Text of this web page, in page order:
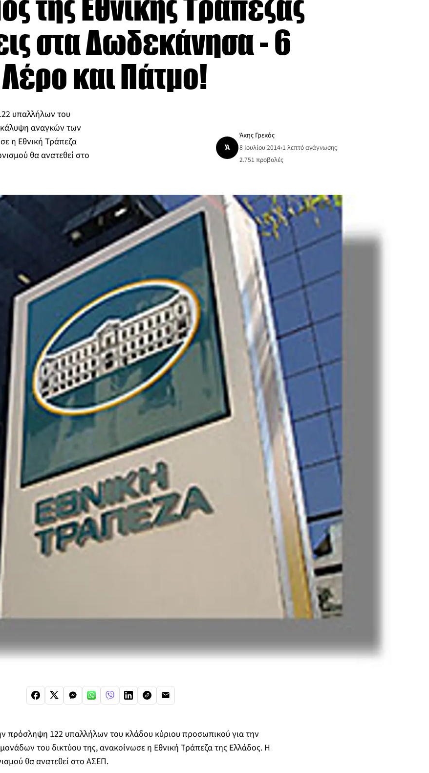
στα Δωδεκάνησα - 6
και Πάτμο!
υπαλλήλων του
αναγκών των
η Εθνική Τράπεζα
θα ανατεθεί στο
Ά
Άκης Γρεκός
8 Ιουλίου 2014•1 λεπτό ανάγνωσης
2.751 προβολές
πρόσληψη 122 υπαλλήλων του κλάδου κύριου προσωπικού για την
του δικτύου της, ανακοίνωσε η Εθνική Τράπεζα της Ελλάδος. Η
θα ανατεθεί στο ΑΣΕΠ.